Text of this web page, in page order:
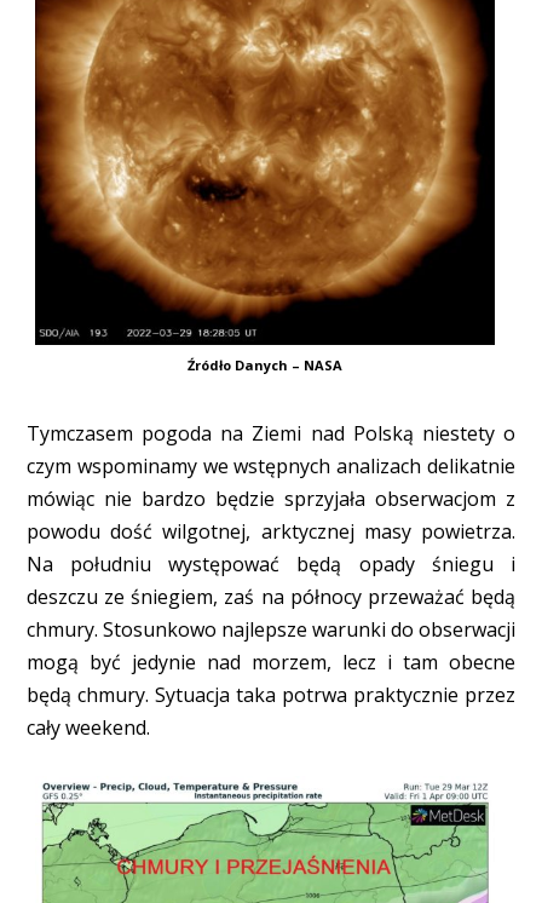
Źródło Danych – NASA
Tymczasem pogoda na Ziemi nad Polską niestety o
czym wspominamy we wstępnych analizach delikatnie
mówiąc nie bardzo będzie sprzyjała obserwacjom z
powodu dość wilgotnej, arktycznej masy powietrza.
Na południu występować będą opady śniegu i
deszczu ze śniegiem, zaś na północy przeważać będą
chmury. Stosunkowo najlepsze warunki do obserwacji
mogą być jedynie nad morzem, lecz i tam obecne
będą chmury. Sytuacja taka potrwa praktycznie przez
cały weekend.